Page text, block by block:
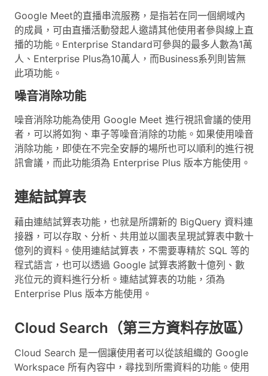
Google Meet的直播串流服務，是指若在同一個網域內
的成員，可由直播活動發起人邀請其他使用者參與線上直
播的功能。Enterprise Standard可參與的最多人數為1萬
人、Enterprise Plus為10萬人，而Business系列則皆無
此項功能。
噪音消除功能
噪音消除功能為使用 Google Meet 進行視訊會議的使用
者，可以將如狗、車子等噪音消除的功能。如果使用噪音
消除功能，即使在不完全安靜的場所也可以順利的進行視
訊會議，而此功能須為 Enterprise Plus 版本方能使用。
連結試算表
藉由連結試算表功能，也就是所謂新的 BigQuery 資料連
接器，可以存取、分析、共用並以圖表呈現試算表中數十
億列的資料。使用連結試算表，不需要專精於 SQL 等的
程式語言，也可以透過 Google 試算表將數十億列、數
兆位元的資料進行分析。連結試算表的功能，須為
Enterprise Plus 版本方能使用。
Cloud Search（第三方資料存放區）
Cloud Search 是一個讓使用者可以從該組織的 Google
Workspace 所有內容中，尋找到所需資料的功能。使用